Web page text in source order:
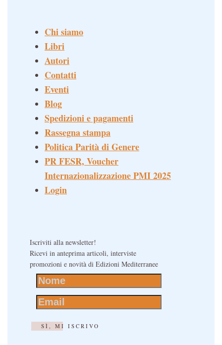
Chi siamo
Libri
Autori
Contatti
Eventi
Blog
Spedizioni e pagamenti
Rassegna stampa
Politica Parità di Genere
PR FESR, Voucher
Internazionalizzazione PMI 2025
Login
Iscriviti alla newsletter!
Ricevi in anteprima articoli, interviste
promozioni e novità di Edizioni Mediterranee
SÌ, MI ISCRIVO